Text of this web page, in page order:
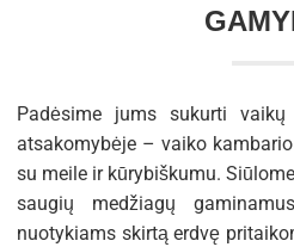
Padėsime jums sukurti
atsakomybėje – vaiko
su meile ir kūrybiškumu.
saugių medžiagų
nuotykiams skirtą erdvę